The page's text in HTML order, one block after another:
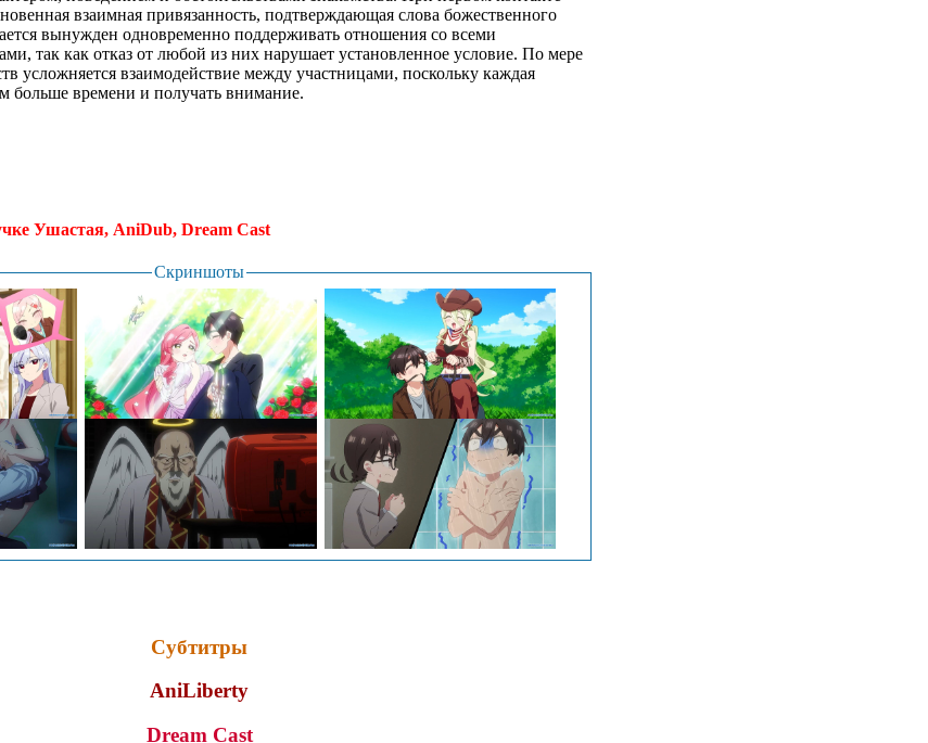
взаимная привязанность, подтверждающая слова божественного
вынужден одновременно поддерживать отношения со всеми
так как отказ от любой из них нарушает установленное условие. По мере
усложняется взаимодействие между участницами, поскольку каждая
больше времени и получать внимание.
Ушастая, AniDub, Dream Cast
Скриншоты
Субтитры
AniLiberty
Dream Cast